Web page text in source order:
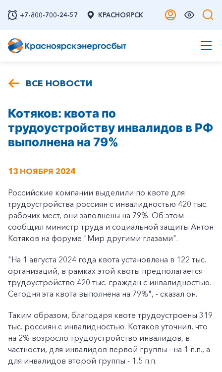
+7-800-700-24-57 КРАСНОЯРСК
ВСЕ НОВОСТИ
Котяков: квота по
трудоустройству инвалидов в РФ
выполнена на 79%
13 НОЯБРЯ 2024
Российские компании выделили по квоте для
трудоустройства россиян с инвалидностью 420 тыс.
рабочих мест, они заполнены на 79%. Об этом
сообщил министр труда и социальной защиты Антон
Котяков на форуме "Мир другими глазами".
"На 1 августа 2024 года квота установлена в 122 тыс.
организаций, в рамках этой квоты предполагается
трудоустройство 420 тыс. граждан с инвалидностью.
Сегодня эта квота выполнена на 79%", - сказал он.
Таким образом, благодаря квоте трудоустроены 319
тыс. россиян с инвалидностью. Котяков уточнил, что
на 2% возросло трудоустройство инвалидов, в
частности, для инвалидов первой группы - на 1 п.п., а
для инвалидов второй группы - 1,5 п.п.